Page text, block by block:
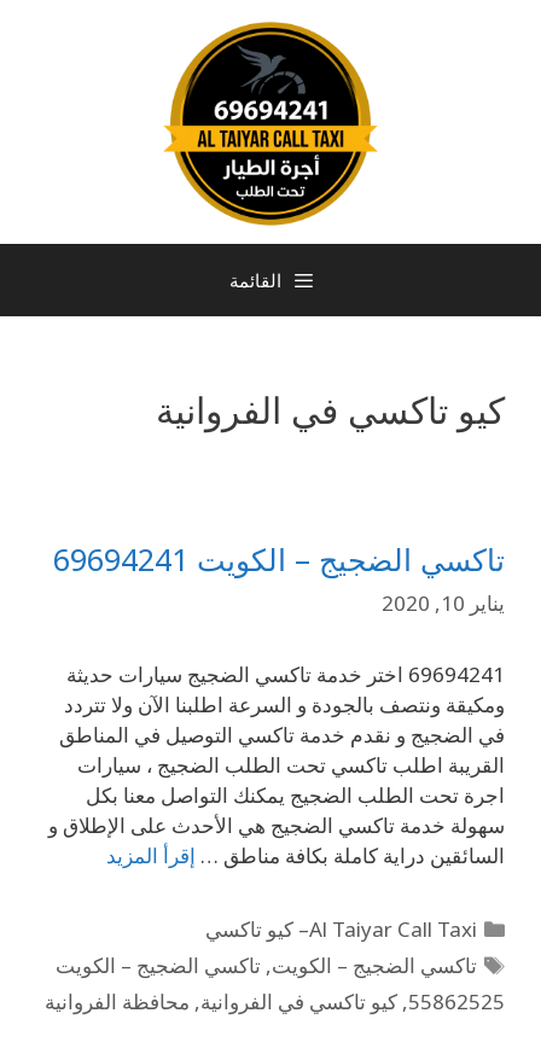
القائمة
كيو تاكسي في الفروانية
تاكسي الضجيج – الكويت 69694241
يناير 10, 2020
69694241 اختر خدمة تاكسي الضجيج سيارات حديثة
ومكيقة ونتصف بالجودة و السرعة اطلبنا الآن ولا تتردد
في الضجيج و نقدم خدمة تاكسي التوصيل في المناطق
القريبة اطلب تاكسي تحت الطلب الضجيج ، سيارات
اجرة تحت الطلب الضجيج يمكنك التواصل معنا بكل
سهولة خدمة تاكسي الضجيج هي الأحدث على الإطلاق و
السائقين دراية كاملة بكافة مناطق … إقرأ المزيد
Al Taiyar Call Taxi– كيو تاكسي
تاكسي الضجيج – الكويت,تاكسي الضجيج – الكويت
55862525
, كيو تاكسي في الفروانية, محافظة الفروانية